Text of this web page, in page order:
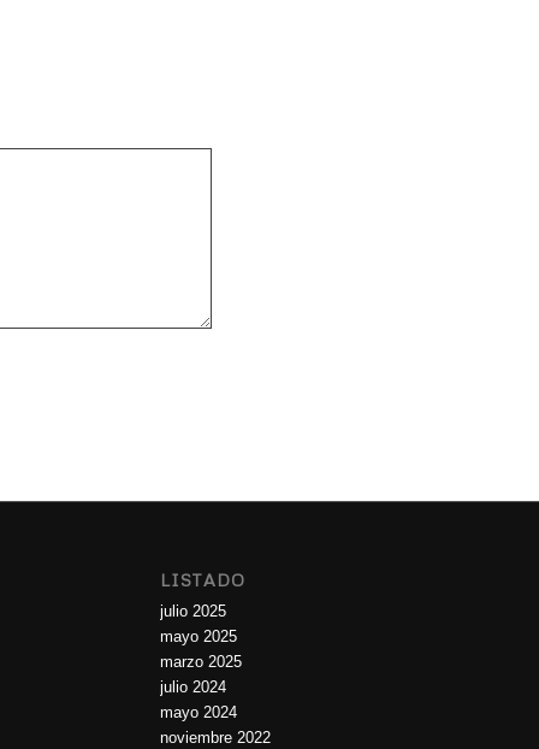
LISTADO
julio 2025
mayo 2025
marzo 2025
julio 2024
mayo 2024
noviembre 2022